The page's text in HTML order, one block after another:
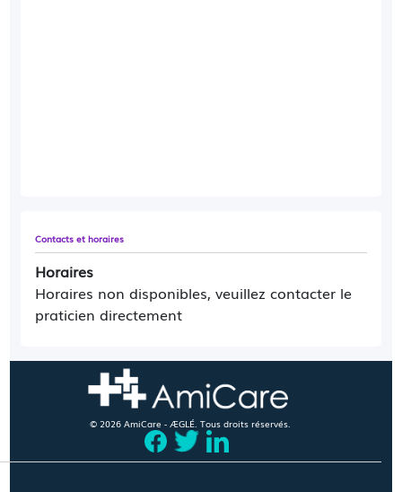
Contacts et horaires
Horaires
Horaires non disponibles, veuillez contacter le
praticien directement
© 2026 AmiCare - ÆGLÉ. Tous droits réservés.